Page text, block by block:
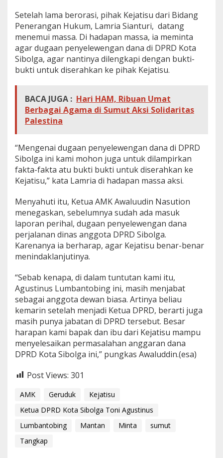
Setelah lama berorasi, pihak Kejatisu dari Bidang
Penerangan Hukum, Lamria Sianturi, datang
menemui massa. Di hadapan massa, ia meminta
agar dugaan penyelewengan dana di DPRD Kota
Sibolga, agar nantinya dilengkapi dengan bukti-
bukti untuk diserahkan ke pihak Kejatisu.
BACA JUGA : Hari HAM, Ribuan Umat
Berbagai Agama di Sumut Aksi Solidaritas
Palestina
“Mengenai dugaan penyelewengan dana di DPRD
Sibolga ini kami mohon juga untuk dilampirkan
fakta-fakta atu bukti bukti untuk diserahkan ke
Kejatisu,” kata Lamria di hadapan massa aksi.
Menyahuti itu, Ketua AMK Awaluudin Nasution
menegaskan, sebelumnya sudah ada masuk
laporan perihal, dugaan penyelewengan dana
perjalanan dinas anggota DPRD Sibolga.
Karenanya ia berharap, agar Kejatisu benar-benar
menindaklanjutinya.
“Sebab kenapa, di dalam tuntutan kami itu,
Agustinus Lumbantobing ini, masih menjabat
sebagai anggota dewan biasa. Artinya beliau
kemarin setelah menjadi Ketua DPRD, berarti juga
masih punya jabatan di DPRD tersebut. Besar
harapan kami bapak dan ibu dari Kejatisu mampu
menyelesaikan permasalahan anggaran dana
DPRD Kota Sibolga ini,” pungkas Awaluddin.(esa)
Post Views: 301
AMK Geruduk
Kejatisu
Ketua DPRD Kota Sibolga Toni Agustinus
Lumbantobing
Mantan Minta
sumut
Tangkap